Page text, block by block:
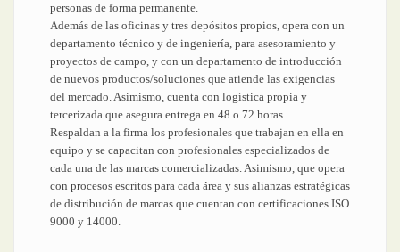
personas de forma permanente.
Además de las oficinas y tres depósitos propios, opera con un
departamento técnico y de ingeniería, para asesoramiento y
proyectos de campo, y con un departamento de introducción
de nuevos productos/soluciones que atiende las exigencias
del mercado. Asimismo, cuenta con logística propia y
tercerizada que asegura entrega en 48 o 72 horas.
Respaldan a la firma los profesionales que trabajan en ella en
equipo y se capacitan con profesionales especializados de
cada una de las marcas comercializadas. Asimismo, que opera
con procesos escritos para cada área y sus alianzas estratégicas
de distribución de marcas que cuentan con certificaciones ISO
9000 y 14000.